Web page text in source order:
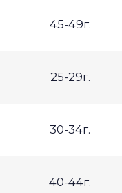
45-49г.
25-29г.
30-34г.
40-44г.